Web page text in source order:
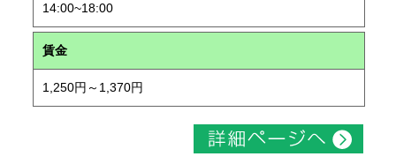
14:00~18:00
賃金
1,250円～1,370円